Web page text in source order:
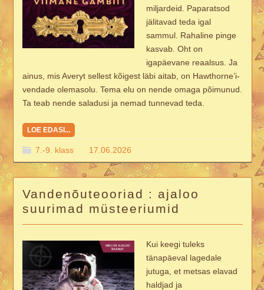
miljardeid. Paparatsod
jälitavad teda igal
sammul. Rahaline pinge
kasvab. Oht on
igapäevane reaalsus. Ja
ainus, mis Averyt sellest kõigest läbi aitab, on Hawthorne’i-
vendade olemasolu. Tema elu on nende omaga põimunud.
Ta teab nende saladusi ja nemad tunnevad teda.
LOE EDASI...
7.-9. klass 17.06.2026
Vandenõuteooriad : ajaloo
suurimad müsteeriumid
Kui keegi tuleks
tänapäeval lagedale
jutuga, et metsas elavad
haldjad ja